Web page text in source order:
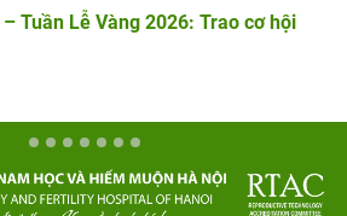
– Tuần Lễ Vàng 2026: Trao cơ hội